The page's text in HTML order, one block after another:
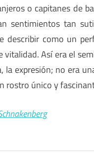
o capitanes de
sentimientos tan
describir como un
Así era el
expresión; no era
rostro único y